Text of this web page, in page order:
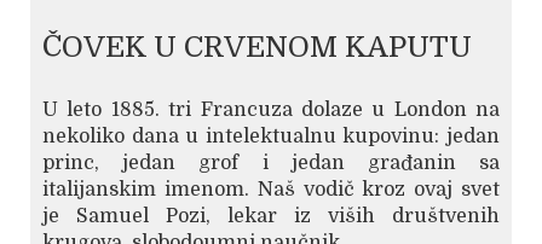
ČOVEK U CRVENOM KAPUTU
U leto 1885. tri Francuza dolaze u London na
nekoliko dana u intelektualnu kupovinu: jedan
princ, jedan grof i jedan građanin sa
italijanskim imenom. Naš vodič kroz ovaj svet
je Samuel Pozi, lekar iz viših društvenih